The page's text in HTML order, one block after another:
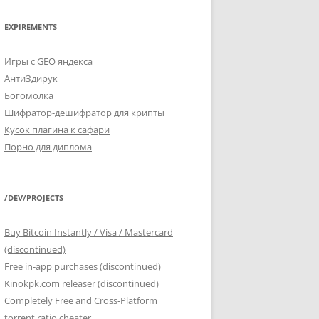
EXPIREMENTS
Игры с GEO яндекса
АнтиЗдирук
Богомолка
Шифратор-дешифратор для крипты
Кусок плагина к сафари
Порно для диплома
/DEV/PROJECTS
Buy Bitcoin Instantly / Visa / Mastercard
(discontinued)
Free in-app purchases (discontinued)
Kinokpk.com releaser (discontinued)
Completely Free and Cross-Platform